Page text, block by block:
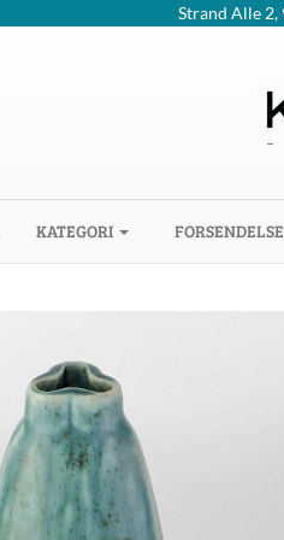
Strand Alle 2,
KATEGORI FORSENDELSE